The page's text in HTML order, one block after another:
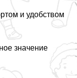
и удобством
значение